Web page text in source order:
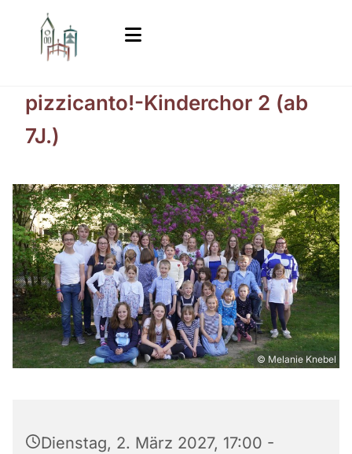
pizzicanto!-Kinderchor 2 (ab
7J.)
© Melanie Knebel
Dienstag, 2. März 2027, 17:00 -